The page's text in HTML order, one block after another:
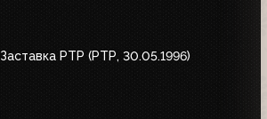
Заставка РТР (РТР, 30.05.1996)